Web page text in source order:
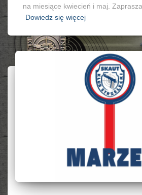
na miesiące kwiecień i maj.
Dowiedz się więcej